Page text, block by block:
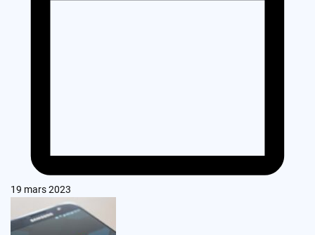
19 mars 2023